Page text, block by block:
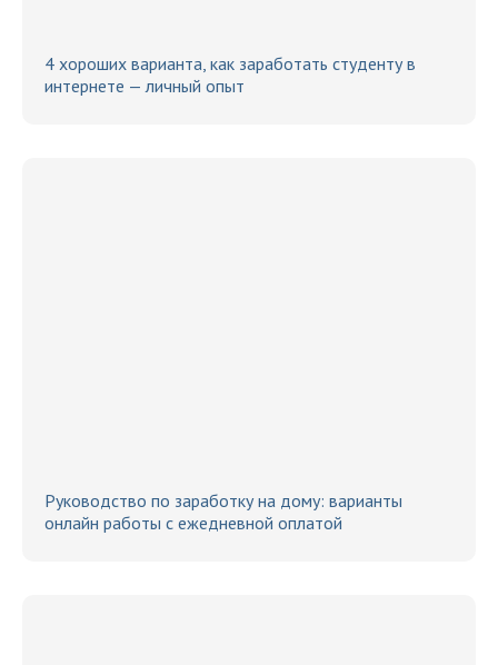
4 хороших варианта, как заработать студенту в
интернете — личный опыт
Руководство по заработку на дому: варианты
онлайн работы с ежедневной оплатой